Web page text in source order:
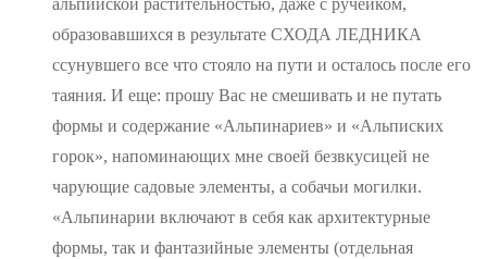
альпийской растительностью, даже с ручейком,
образовавшихся в результате СХОДА ЛЕДНИКА
ссунувшего все что стояло на пути и осталось после его
таяния. И еще: прошу Вас не смешивать и не путать
формы и содержание «Альпинариев» и «Альписких
горок», напоминающих мне своей безвкусицей не
чарующие садовые элементы, а собачьи могилки.
«Альпинарии включают в себя как архитектурные
формы, так и фантазийные элементы (отдельная